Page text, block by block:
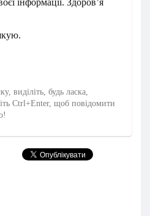
інформації. Здоров’я
виділіть, будь ласка,
Ctrl+Enter, щоб повідомити